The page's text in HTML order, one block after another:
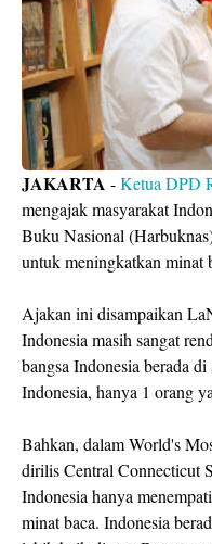
JAKARTA -Ketua DPD
mengajak masyarakat
Buku Nasional
untuk meningkatkan minat
Ajakan ini disampaikan
Indonesia masih sangat
bangsa Indonesia berada
Indonesia, hanya 1 orang
Bahkan, dalam World's
dirilis Central Connecticut
Indonesia hanya
minat baca. Indonesia